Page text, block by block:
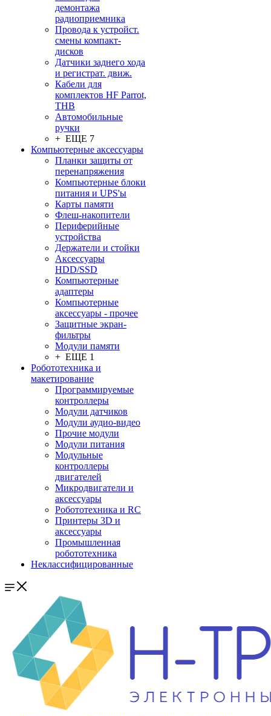
демонтажа
радиоприемника
Провода к устройст.
смены компакт-
дисков
Датчики заднего хода
и регистрат. движ.
Кабели для
комплектов HF Parrot,
THB
Автомобильные
ручки
+ ЕЩЕ 7
Компьютерные аксессуары
Планки защиты от
перенапряжения
Компьютерные блоки
питания и UPS'ы
Карты памяти
Флеш-накопители
Периферийные
устройства
Держатели и стойки
Аксессуары
HDD/SSD
Компьютерные
адаптеры
Компьютерные
аксессуары - прочее
Защитные экран-
фильтры
Модули памяти
+ ЕЩЕ 1
Робототехника и
макетирование
Программируемые
контроллеры
Модули датчиков
Модули аудио-видео
Прочие модули
Модули питания
Модульные
контроллеры
двигателей
Микродвигатели и
аксессуары
Робототехника и RC
Принтеры 3D и
аксессуары
Промышленная
робототехника
Неклассифицированные